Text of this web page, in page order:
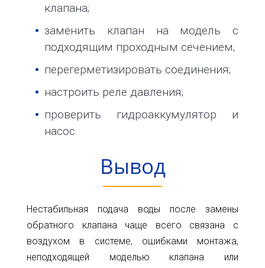
клапана;
заменить клапан на модель с
подходящим проходным сечением;
перегерметизировать соединения;
настроить реле давления;
проверить гидроаккумулятор и
насос.
Вывод
Нестабильная подача воды после замены
обратного клапана чаще всего связана с
воздухом в системе, ошибками монтажа,
неподходящей моделью клапана или